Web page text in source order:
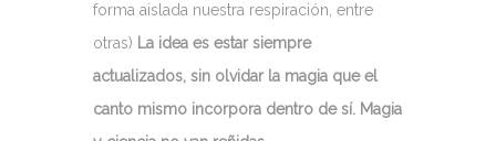
forma aislada nuestra respiración, entre
otras) La idea es estar siempre
actualizados, sin olvidar la magia que el
canto mismo incorpora dentro de sí. Magia